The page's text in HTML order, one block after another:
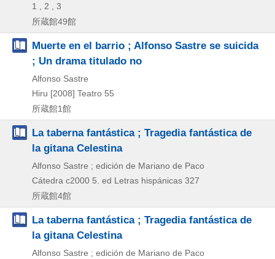
1 , 2 , 3
所蔵館49館
Muerte en el barrio ; Alfonso Sastre se suicida
; Un drama titulado no
Alfonso Sastre
Hiru [2008] Teatro 55
所蔵館1館
La taberna fantástica ; Tragedia fantástica de
la gitana Celestina
Alfonso Sastre ; edición de Mariano de Paco
Cátedra c2000 5. ed Letras hispánicas 327
所蔵館4館
La taberna fantástica ; Tragedia fantástica de
la gitana Celestina
Alfonso Sastre ; edición de Mariano de Paco